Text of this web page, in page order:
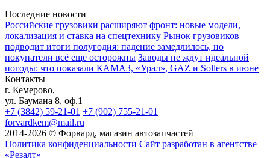
Последние новости
Российские грузовики расширяют фронт: новые модели,
локализация и ставка на спецтехнику Рынок грузовиков
подводит итоги полугодия: падение замедлилось, но
покупатели всё ещё осторожны Заводы не ждут идеальной
погоды: что показали КАМАЗ, «Урал», GAZ и Sollers в июне
Контакты
г. Кемерово,
ул. Баумана 8, оф.1
+7 (3842) 59-21-01 +7 (902) 755-21-01
forvardkem@mail.ru
2014-2026 © Форвард, магазин автозапчастей
Политика конфиденциальности Сайт разработан в агентстве
«Резалт»